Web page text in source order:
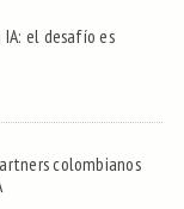
el desafío es
colombianos